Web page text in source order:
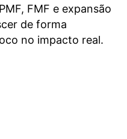
FMF e expansão
de forma
no impacto real.